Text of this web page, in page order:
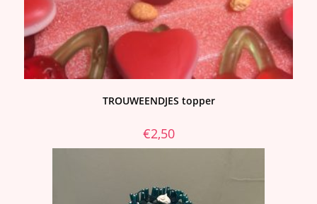
TROUWEENDJES topper
€2,50